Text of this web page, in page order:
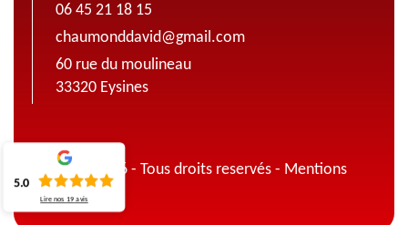
06 45 21 18 15
chaumonddavid@gmail.com
60 rue du moulineau
33320 Eysines
© 2022 - 2026 - Tous droits reservés - Mentions
légales
5.0
Lire nos 19 avis